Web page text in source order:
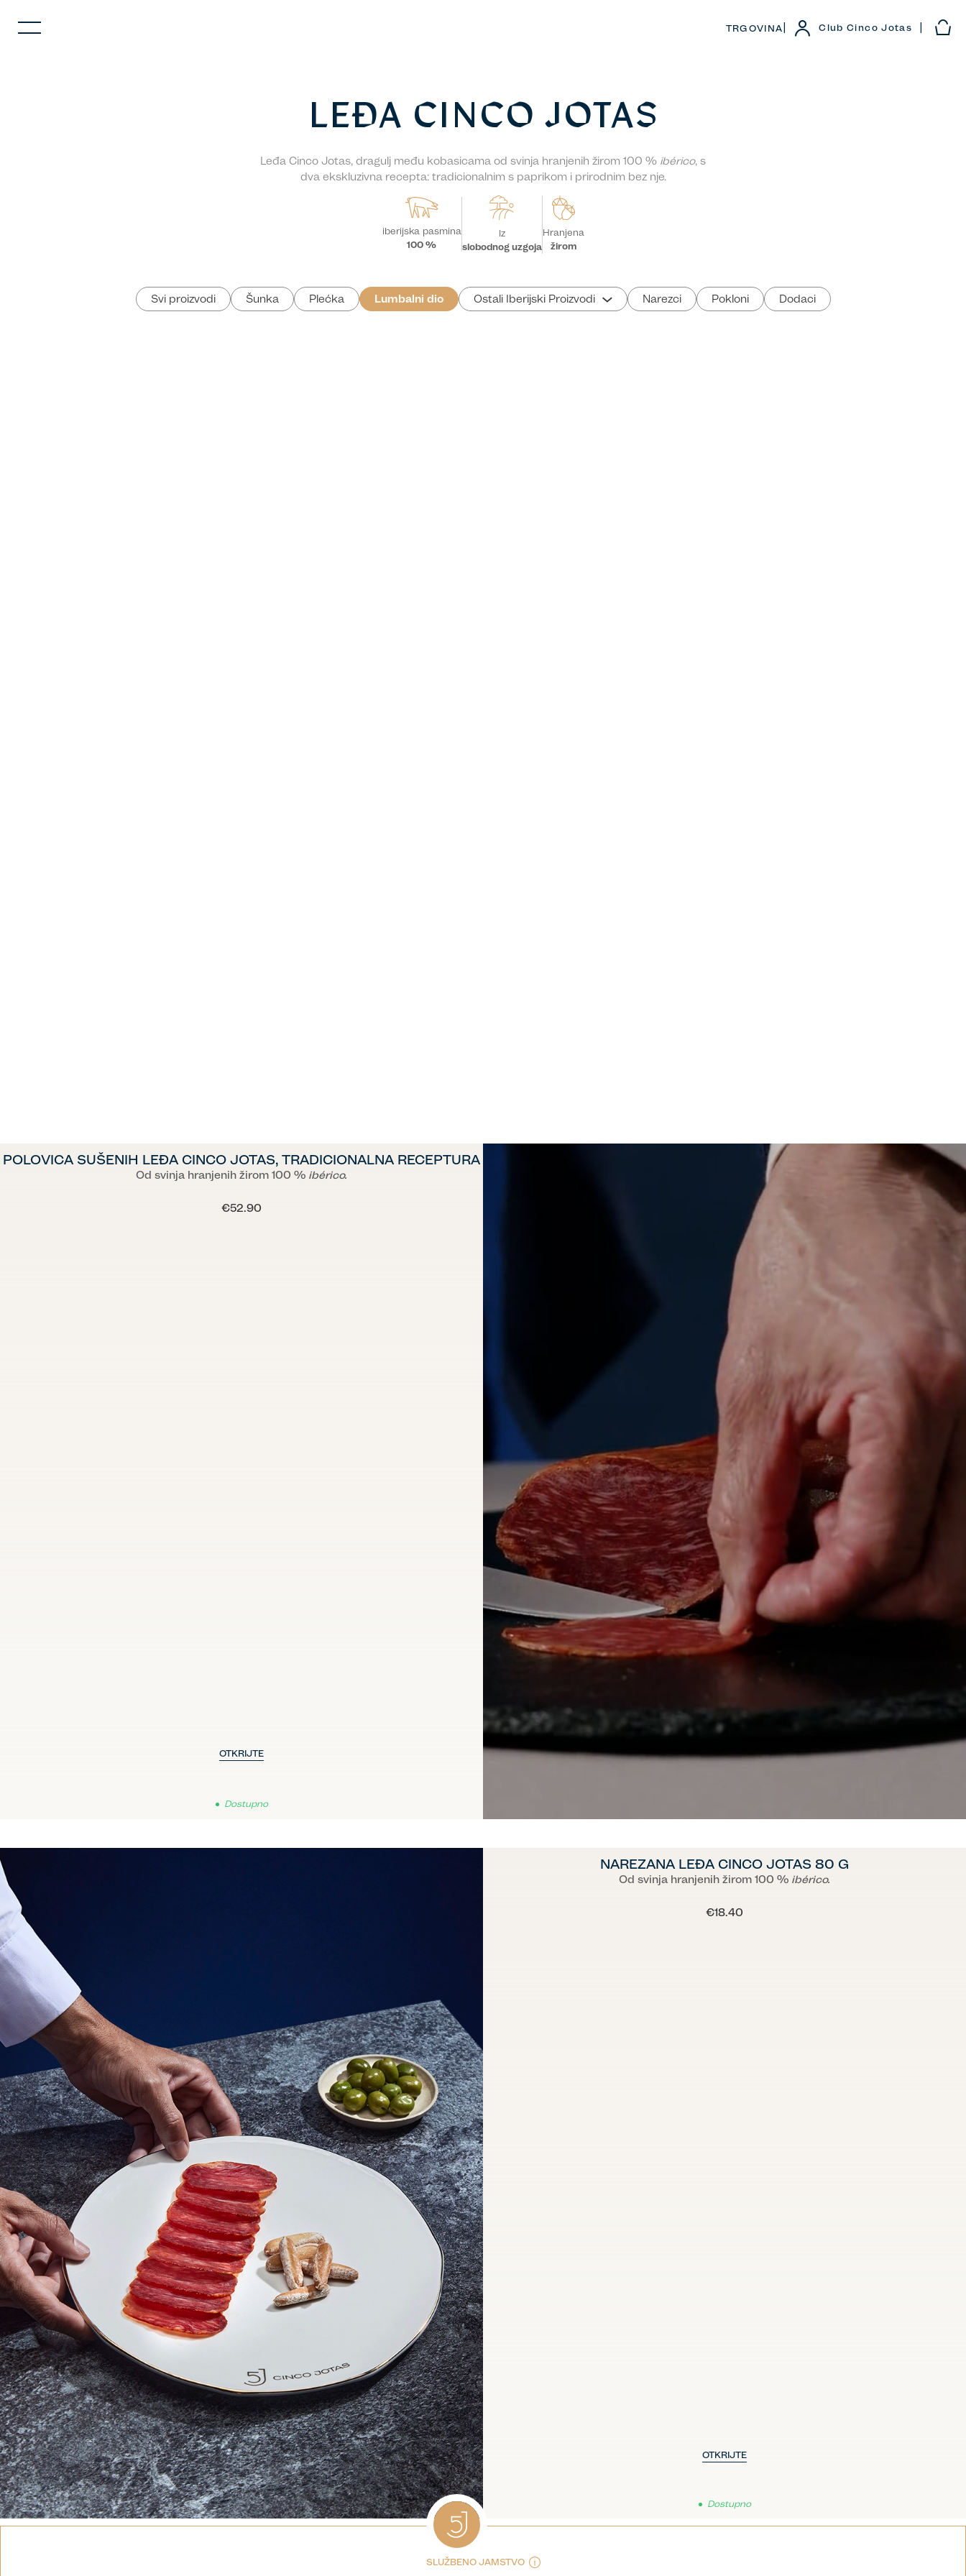
TRGOVINA Club Cinco Jotas
LEĐA CINCO JOTAS
Leđa Cinco Jotas, dragulj među kobasicama od svinja hranjenih žirom 100 % ibérico, s
dva ekskluzivna recepta: tradicionalnim s paprikom i prirodnim bez nje.
iberijska pasmina
100 %
Iz
slobodnog uzgoja
Hranjena
žirom
Svi proizvodi Šunka Plećka Lumbalni dio Ostali Iberijski Proizvodi Narezci Pokloni Dodaci
POLOVICA SUŠENIH LEĐA CINCO JOTAS, TRADICIONALNA RECEPTURA
Od svinja hranjenih žirom 100 % ibérico.
€52.90
OTKRIJTE
Dostupno
NAREZANA LEĐA CINCO JOTAS 80 G
Od svinja hranjenih žirom 100 % ibérico.
€18.40
OTKRIJTE
Dostupno
SLUŽBENO JAMSTVO